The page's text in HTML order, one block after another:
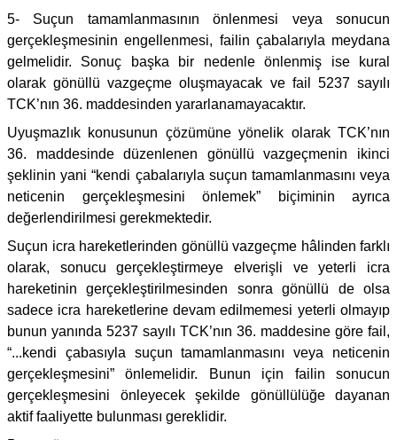
5- Suçun tamamlanmasının önlenmesi veya sonucun
gerçekleşmesinin engellenmesi, failin çabalarıyla meydana
gelmelidir. Sonuç başka bir nedenle önlenmiş ise kural
olarak gönüllü vazgeçme oluşmayacak ve fail 5237 sayılı
TCK’nın 36. maddesinden yararlanamayacaktır.
Uyuşmazlık konusunun çözümüne yönelik olarak TCK’nın
36. maddesinde düzenlenen gönüllü vazgeçmenin ikinci
şeklinin yani “kendi çabalarıyla suçun tamamlanmasını veya
neticenin gerçekleşmesini önlemek” biçiminin ayrıca
değerlendirilmesi gerekmektedir.
Suçun icra hareketlerinden gönüllü vazgeçme hâlinden farklı
olarak, sonucu gerçekleştirmeye elverişli ve yeterli icra
hareketinin gerçekleştirilmesinden sonra gönüllü de olsa
sadece icra hareketlerine devam edilmemesi yeterli olmayıp
bunun yanında 5237 sayılı TCK’nın 36. maddesine göre fail,
“...kendi çabasıyla suçun tamamlanmasını veya neticenin
gerçekleşmesini” önlemelidir. Bunun için failin sonucun
gerçekleşmesini önleyecek şekilde gönüllülüğe dayanan
aktif faaliyette bulunması gereklidir.